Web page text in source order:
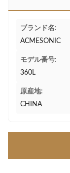
ブランド名:
ACMESONIC
モデル番号:
360L
原産地:
CHINA